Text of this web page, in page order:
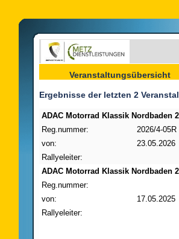
Veranstaltungsübersicht
Ergebnisse der letzten 2
ADAC Motorrad Klassik Nordbaden
Reg.nummer:
2026/4-05R
von:
23.05.2026
Rallyeleiter:
ADAC Motorrad Klassik Nordbaden
Reg.nummer:
von:
17.05.2025
Rallyeleiter: